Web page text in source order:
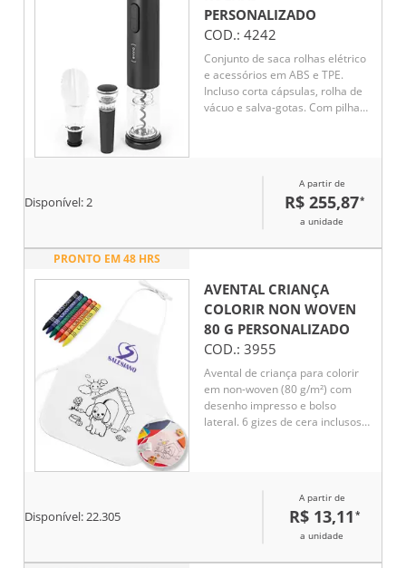
PERSONALIZADO
COD.: 4242
Conjunto de saca rolhas elétrico
e acessórios em ABS e TPE.
Incluso corta cápsulas, rolha de
vácuo e salva-gotas. Com pilhas
Disponível:2
A partir de
R$ 255,87*
a unidade
PRONTO EM 48 HRS
AVENTAL CRIANÇA
COLORIR NON WOVEN
80 G PERSONALIZADO
COD.: 3955
Avental de criança para colorir
em non-woven (80 g/m²) com
desenho impresso e bolso
lateral. 6 gizes de cera inclusos.
Disponível:22.305
A partir de
R$ 13,11 *
a unidade